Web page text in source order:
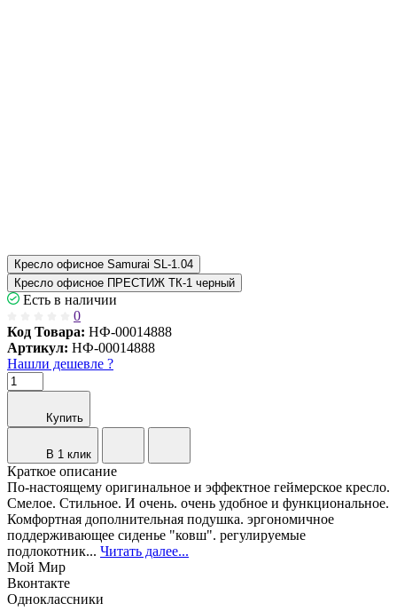
Кресло офисное Samurai SL-1.04
Кресло офисное ПРЕСТИЖ ТК-1 черный
Есть в наличии
0
Код Товара: НФ-00014888
Артикул: НФ-00014888
Нашли дешевле ?
Купить
В 1 клик
Краткое описание
По-настоящему оригинальное и эффектное геймерское кресло.
Смелое. Стильное. И очень. очень удобное и функциональное.
Комфортная дополнительная подушка. эргономичное
поддерживающее сиденье "ковш". регулируемые
подлокотник... Читать далее...
Мой Мир
Вконтакте
Одноклассники